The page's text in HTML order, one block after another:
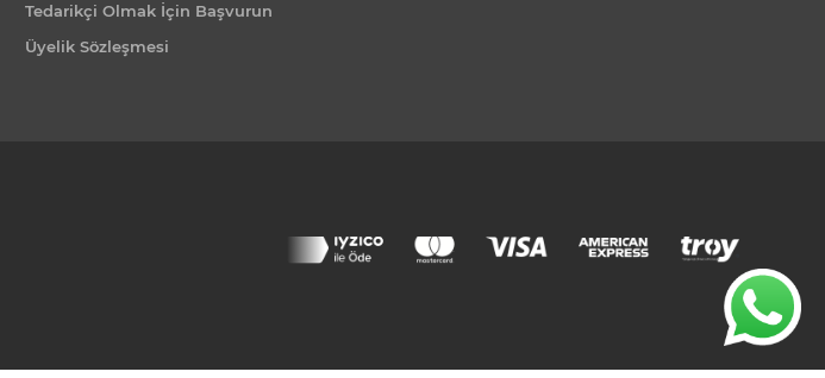
Tedarikçi Olmak İçin Başvurun
Üyelik Sözleşmesi